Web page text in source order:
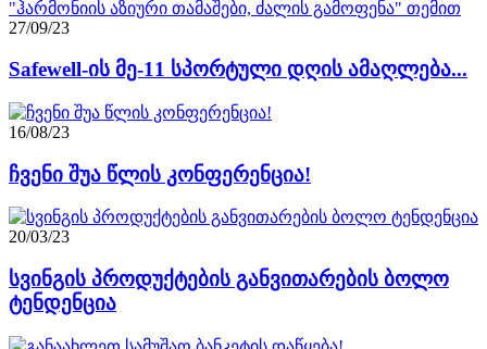
27/09/23
Safewell-ის მე-11 სპორტული დღის ამაღლება...
16/08/23
ჩვენი შუა წლის კონფერენცია!
20/03/23
სვინგის პროდუქტების განვითარების ბოლო
ტენდენცია